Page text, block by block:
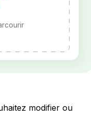
modifier ou